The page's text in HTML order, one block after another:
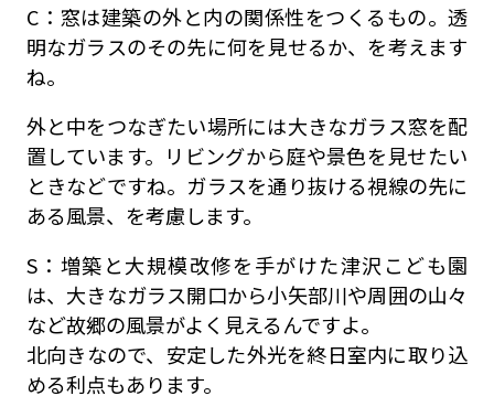
C：窓は建築の外と内の関係性をつくるもの。透
明なガラスのその先に何を見せるか、を考えます
ね。
外と中をつなぎたい場所には大きなガラス窓を配
置しています。リビングから庭や景色を見せたい
ときなどですね。ガラスを通り抜ける視線の先に
ある風景、を考慮します。
S：増築と大規模改修を手がけた津沢こども園
は、大きなガラス開口から小矢部川や周囲の山々
など故郷の風景がよく見えるんですよ。
北向きなので、安定した外光を終日室内に取り込
める利点もあります。